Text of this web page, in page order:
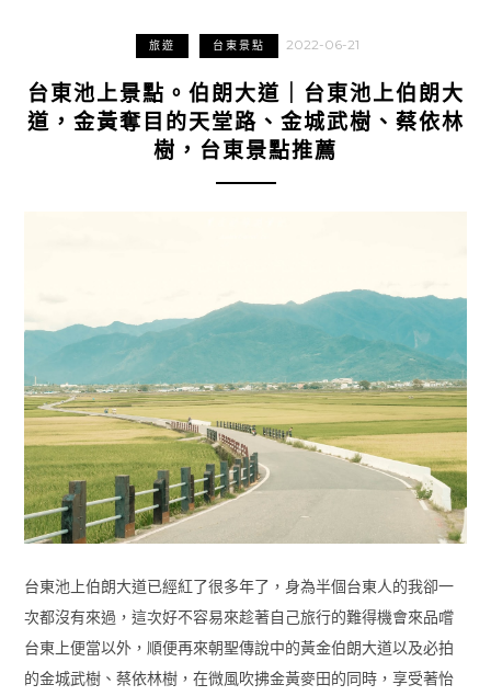
旅遊 台東景點 2022-06-21
台東池上景點。伯朗大道｜台東池上伯朗大
道，金黃奪目的天堂路、金城武樹、蔡依林
樹，台東景點推薦
台東池上伯朗大道已經紅了很多年了，身為半個台東人的我卻一
次都沒有來過，這次好不容易來趁著自己旅行的難得機會來品嚐
台東上便當以外，順便再來朝聖傳說中的黃金伯朗大道以及必拍
的金城武樹、蔡依林樹，在微風吹拂金黃麥田的同時，享受著怡